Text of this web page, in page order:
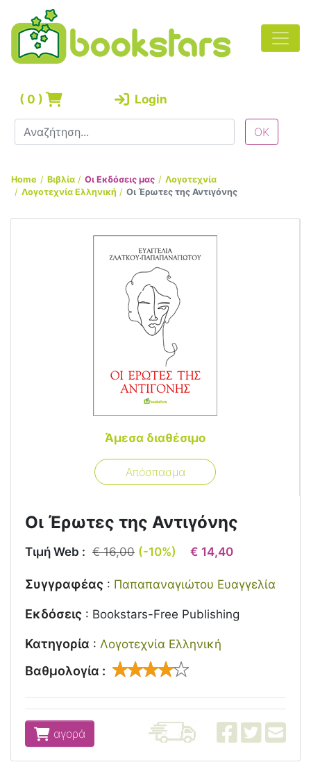
( 0 ) Login
Home Βιβλία Οι Εκδόσεις μας
Λογοτεχνία
Λογοτεχνία Ελληνική
Οι Έρωτες της Αντιγόνης
Άμεσα διαθέσιμο
Απόσπασμα
Οι Έρωτες της Αντιγόνης
Τιμή Web : € 16,00 (-10%) € 14,40
Συγγραφέας : Παπαπαναγιώτου Ευαγγελία
Εκδόσεις : Bookstars-Free Publishing
Κατηγορία : Λογοτεχνία Ελληνική
Βαθμολογία :
αγορά